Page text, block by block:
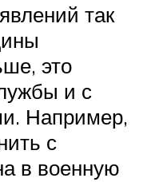
так
это
и с
Например,
с
в военную